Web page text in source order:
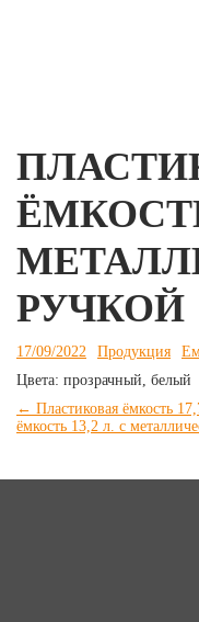
РУЧКОЙ
17/09/2022 Продукция
Цвета: прозрачный, белый
ПО
← Пластиковая ёмкость
ёмкость 13,2 л. с